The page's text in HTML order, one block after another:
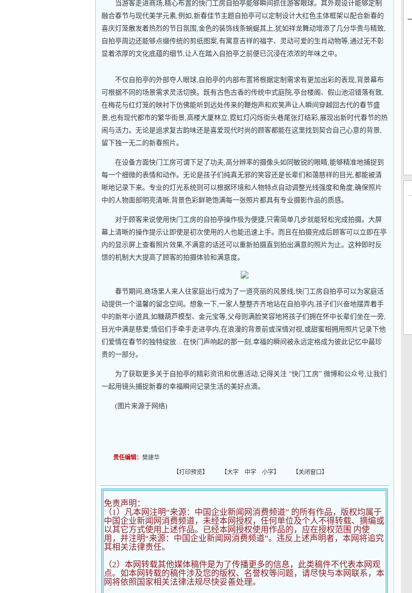
当游客走进商场,精心布置的快门工房自拍亭能够瞬间抓住游客眼球。其外观设计能够定制
融合春节与现代美学元素,例如,新春佳节主题自拍亭可以定制设计大红色主体框架以配合新春的
喜庆灯笼散发着热烈的节日氛围,金色的装饰线条蜿蜒其上,犹如祥龙舞动增添了几分华贵与精致,
自拍亭周边还能够点缀传统的剪纸图案,有寓意吉祥的福字、灵动可爱的生肖动物等,通过无不彰
显着浓厚的文化底蕴的细节,让人在踏入自拍亭之前便已沉浸在浓浓的年味之中。
不仅自拍亭的外部夺人眼球,自拍亭的内部布置将根据定制需求有更加出彩的表现,背景幕布
可根据不同的场景需求灵活切换。既有古色古香的传统中式庭院,亭台楼阁、假山池沼错落有致,
在梅花与红灯笼的映衬下仿佛能听到远处传来的鞭炮声和欢笑声让人瞬间穿越回古代的春节盛
景;也有现代都市的繁华街景,高楼大厦林立,霓虹灯闪烁街头巷尾张灯结彩,展现出新时代春节的热
闹与活力。无论是追求复古韵味还是喜爱现代时尚的顾客都能在这里找到契合自己心意的背景,
留下独一无二的新春照片。
在设备方面快门工房可谓下足了功夫,高分辨率的摄像头如同敏锐的眼睛,能够精准地捕捉到
每一个细微的表情和动作。无论是孩子们纯真无邪的笑容还是长辈们和蔼慈祥的目光,都能被清
晰地记录下来。专业的灯光系统则可以根据环境和人物特点自动调整光线强度和角度,确保照片
中的人物面部明亮清晰,背景色彩鲜艳饱满每一张照片都具有专业摄影作品的质感。
对于顾客来说使用快门工房的自拍亭操作极为便捷,只需简单几步就能轻松完成拍摄。大屏
幕上清晰的操作提示让即使是初次使用的人也能迅速上手。而且在拍摄完成后顾客可以立即在亭
内的显示屏上查看照片效果,不满意的话还可以重新拍摄直到拍出满意的照片为止。这种即时反
馈的机制大大提高了顾客的拍摄体验和满意度。
春节期间,商场里人来人往家庭出行成为了一道亮丽的风景线,快门工房自拍亭可以为家庭活
动提供一个温馨的留念空间。想象一下,一家人整整齐齐地站在自拍亭内,孩子们兴奋地摆弄着手
中的新年小道具,如糖葫芦模型、金元宝等,父母则满脸笑容地将孩子们拥在怀中长辈们坐在一旁,
目光中满是慈爱;情侣们手牵手走进亭内,在浪漫的背景前或深情对视,或甜蜜相拥用照片记录下他
们爱情在春节的独特绽放…在快门声响起的那一刻,幸福的瞬间被永远定格成为彼此记忆中最珍
贵的一部分。
为了获取更多关于自拍亭的精彩资讯和优惠活动,记得关注 “快门工房” 微博和公众号,让我们
一起用镜头捕捉新春的幸福瞬间记录生活的美好点滴。
(图片来源于网络)
责任编辑： 樊建华
【打印预览】 【大字 中字 小字】 【关闭窗口】
免责声明：
（1）凡本网注明“来源：中国企业新闻网消费频道” 的所有作品，版权均属于
中国企业新闻网消费频道，未经本网授权，任何单位及个人不得转载、摘编或
以其它方式使用上述作品。已经本网授权使用作品的，应在授权范围 内使
用，并注明“来源：中国企业新闻网消费频道”。违反上述声明者，本网将追究
其相关法律责任。
（2） 本网转载其他媒体稿件是为了传播更多的信息，此类稿件不代表本网观
点。如本网转载的稿件涉及您的版权、名誉权等问题，请尽快与本网联系，本
网将依照国家相关法律法规尽快妥善处理。